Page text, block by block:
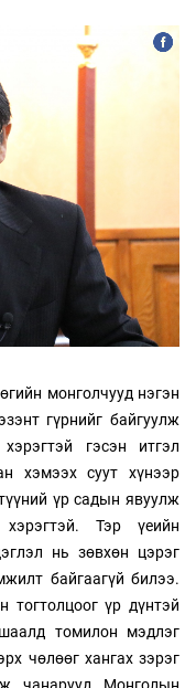
монголчууд нэгэн
гүрнийг байгуулж
гэсэн итгэл
хэмээх суут хүнээр
үр садын явуулж
Тэр үеийн
нь зөвхөн цэрэг
байгаагүй билээ.
тогтолцоог үр дүнтэй
томилон мэдлэг
чөлөөг хангах зэрэг
чанарууд Монголын